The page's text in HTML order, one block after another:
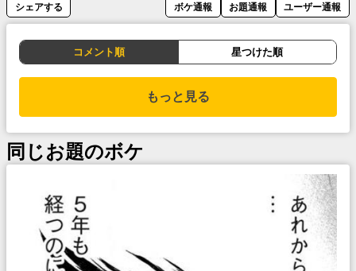
シェアする ボケ通報 お題通報 ユーザー通報
コメント順 星つけた順
もっと見る
同じお題のボケ